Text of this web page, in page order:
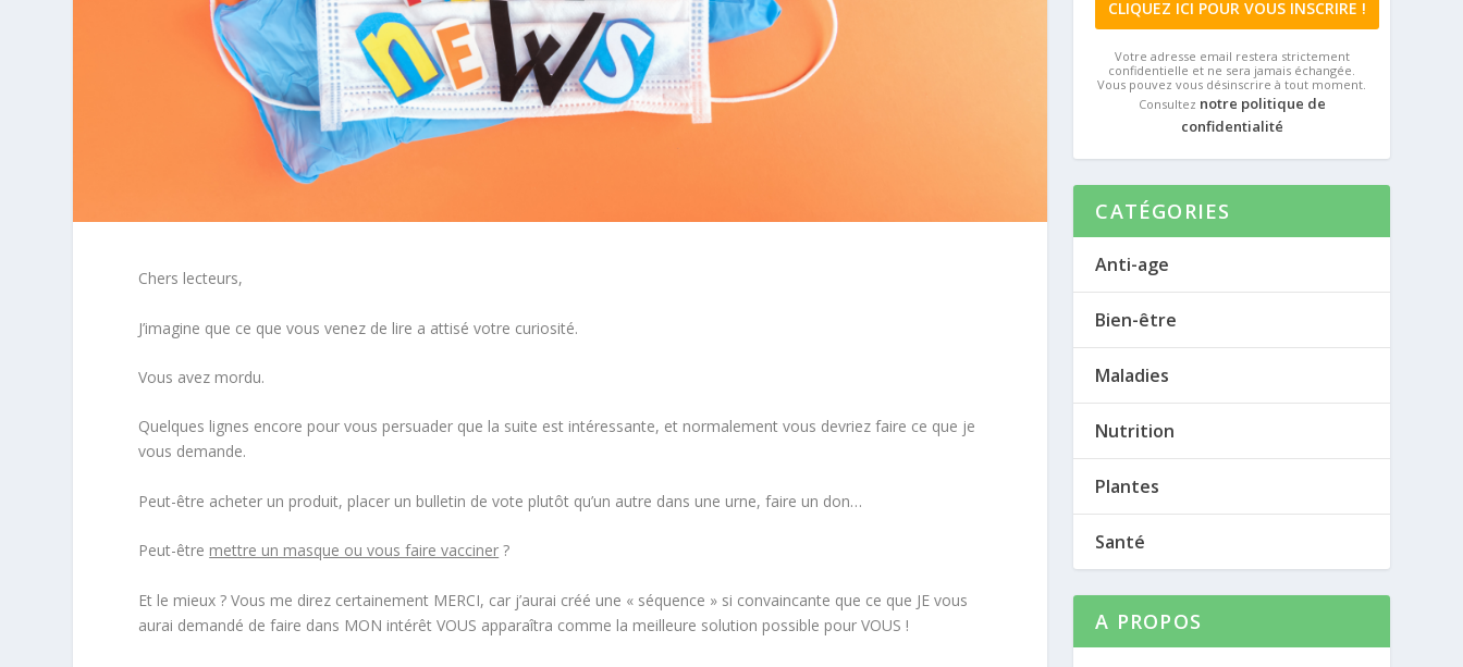
Chers lecteurs,
J’imagine que ce que vous venez de lire a attisé votre curiosité.
Vous avez mordu.
Quelques lignes encore pour vous persuader que la suite est intéressante, et normalement vous devriez faire ce que je
vous demande.
Peut-être acheter un produit, placer un bulletin de vote plutôt qu’un autre dans une urne, faire un don…
Peut-être mettre un masque ou vous faire vacciner ?
Et le mieux ? Vous me direz certainement MERCI, car j’aurai créé une « séquence » si convaincante que ce que JE vous
aurai demandé de faire dans MON intérêt VOUS apparaîtra comme la meilleure solution possible pour VOUS !
Votre adresse email restera strictement
confidentielle et ne sera jamais échangée.
Vous pouvez vous désinscrire à tout moment.
Consultez notre politique de
confidentialité
CATÉGORIES
Anti-age
Bien-être
Maladies
Nutrition
Plantes
Santé
A PROPOS